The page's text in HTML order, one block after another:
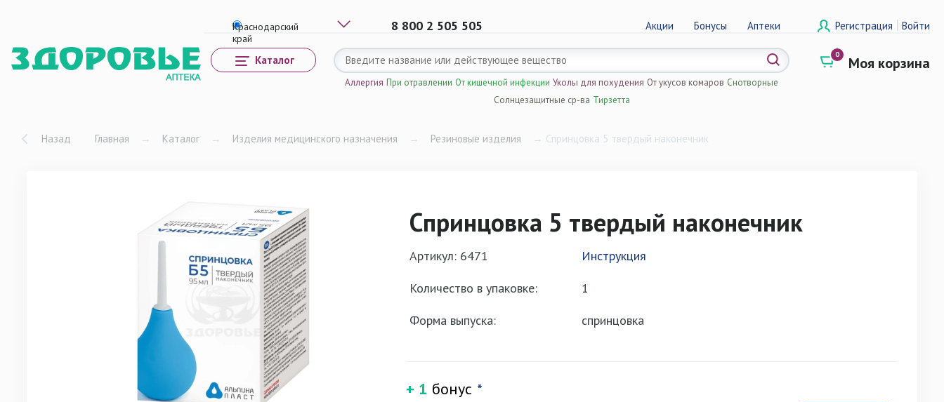
8 800 2 505 505 Акции Бонусы Аптеки Регистрация | Войти
0 Моя корзина
Каталог
Аллергия При отравлении От кишечной инфекции Уколы для похудения От укусов комаров Снотворные
Солнцезащитные ср-ва Тирзетта
Назад Главная → Каталог → Изделия медицинского назначения → Резиновые изделия → Спринцовка 5 твердый наконечник
Спринцовка 5 твердый наконечник
Артикул: 6471
Инструкция
Количество в упаковке:
1
Форма выпуска:
спринцовка
+ 1 бонус *